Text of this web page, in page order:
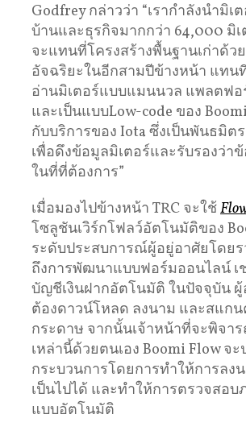
Godfrey กล่าวว่า “เรากำลังนำมิเ
บ้านและธุรกิจมากกว่า 64,000 มิ
จะแทนที่โครงสร้างพื้นฐานเก่าด้ว
อัจฉริยะในอีกสามปีข้างหน้า แทน
อ่านมิเตอร์แบบแมนนวล แพลตฟอ
และเป็นแบบLow-code ของ
กับบริการของ Iota ซึ่งเป็นพันธมิตร
เพื่อดึงข้อมูลมิเตอร์และรับรองว่า
ในที่ที่ต้องการ”
เมื่อมองไปข้างหน้า TRC จะใช้
โซลูชันเวิร์กโฟลว์อัตโนมัติของ
ระดับประสบการณ์ผู้อยู่อาศัยโดยร
ถึงการพัฒนาแบบฟอร์มออนไลน์ เ
บัญชีเงินฝากอัตโนมัติ ในปัจจุบัน ผู้
ต้องดาวน์โหลด ลงนาม และสแก
กระดาษ จากนั้นเจ้าหน้าที่จะพิจา
เหล่านี้ด้วยตนเอง Boomi Flow จะ
กระบวนการโดยการทำให้การลง
เป็นไปได้ และทำให้การตรวจสอบ
แบบอัตโนมัติ